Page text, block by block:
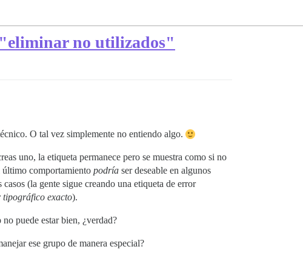
no utilizados"
O tal vez simplemente no entiendo algo.
uno, la etiqueta permanece pero se muestra como si no
último comportamiento podría ser deseable en algunos
(la gente sigue creando una etiqueta de error
tipográfico exacto).
puede estar bien, ¿verdad?
ese grupo de manera especial?